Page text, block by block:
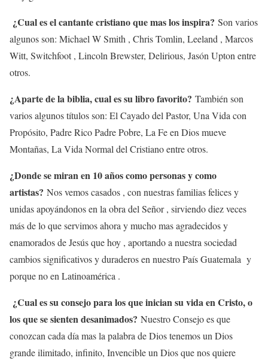
¿Cual es el cantante cristiano que mas los inspira? Son varios
algunos son: Michael W Smith , Chris Tomlin, Leeland , Marcos
Witt, Switchfoot , Lincoln Brewster, Delirious, Jasón Upton entre
otros.
¿Aparte de la biblia, cual es su libro favorito? También son
varios algunos títulos son: El Cayado del Pastor, Una Vida con
Propósito, Padre Rico Padre Pobre, La Fe en Dios mueve
Montañas, La Vida Normal del Cristiano entre otros.
¿Donde se miran en 10 años como personas y como
artistas? Nos vemos casados , con nuestras familias felices y
unidas apoyándonos en la obra del Señor , sirviendo diez veces
más de lo que servimos ahora y mucho mas agradecidos y
enamorados de Jesús que hoy , aportando a nuestra sociedad
cambios significativos y duraderos en nuestro País Guatemala y
porque no en Latinoamérica .
¿Cual es su consejo para los que inician su vida en Cristo, o
los que se sienten desanimados? Nuestro Consejo es que
conozcan cada día mas la palabra de Dios tenemos un Dios
grande ilimitado, infinito, Invencible un Dios que nos quiere